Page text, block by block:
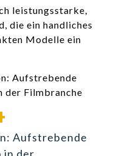
leistungsstarke,
die ein handliches
Modelle ein
Aufstrebende